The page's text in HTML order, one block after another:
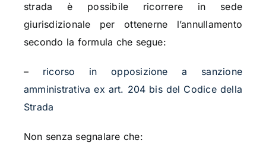
strada è possibile ricorrere in sede
giurisdizionale per ottenerne l’annullamento
secondo la formula che segue:
– ricorso in opposizione a sanzione
amministrativa ex art. 204 bis del Codice della
Strada
Non senza segnalare che: